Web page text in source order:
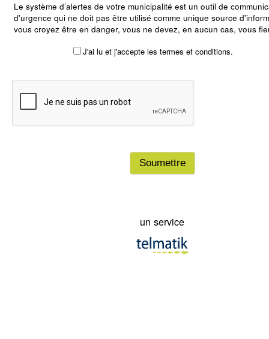
Le système d’alertes de votre municipalité est un outil de
d'urgence qui ne doit pas être utilisé comme unique source
vous croyez être en danger, vous ne devez, en aucun cas, vous
précautions nécessaires pour vous mettre ou mettre vos biens à
municipalité, ses dirigeants, ses employés et ayant droits ne
tenus responsables des dommages pouvant découler, directement
poursuivre votre municipalité, ses dirigeants, employés et ayant
J'ai lu et j'accepte les termes et conditions.
un service